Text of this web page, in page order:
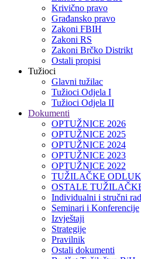
Krivično pravo
Građansko pravo
Zakoni FBIH
Zakoni RS
Zakoni Brčko Distrikt
Ostali propisi
Tužioci
Glavni tužilac
Tužioci Odjela I
Tužioci Odjela II
Dokumenti
OPTUŽNICE 2026
OPTUŽNICE 2025
OPTUŽNICE 2024
OPTUŽNICE 2023
OPTUŽNICE 2022
TUŽILAČKE
OSTALE
Individualni i stručni
Seminari i Konferencije
Izvještaji
Strategije
Pravilnik
Ostali dokumenti